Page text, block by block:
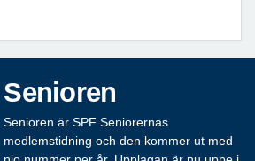
Senioren
Senioren är SPF Seniorernas
medlemstidning och den kommer ut med